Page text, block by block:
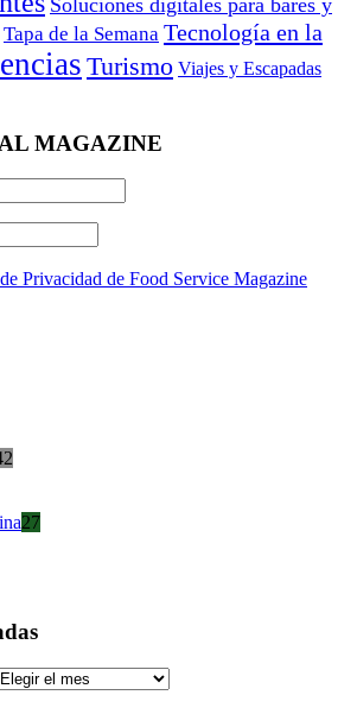
Tapa de la Semana Tecnología en la
Turismo Viajes y Escapadas
MAGAZINE
Privacidad de Food Service Magazine
27